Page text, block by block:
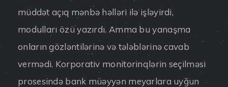
müddət açıq mənbə həlləri ilə işləyirdi,
modulları özü yazırdı. Amma bu yanaşma
onların gözləntilərinə və tələblərinə cavab
vermədi. Korporativ monitorinqlərin seçilməsi
prosesində bank müəyyən meyarlara uyğun